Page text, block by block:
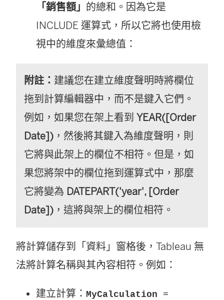
「銷售額」 的總和。因為它是
INCLUDE 運算式，所以它將也使用檢
視中的維度來彙總值：
附註： 建議您在建立維度聲明時將欄位
拖到計算編輯器中，而不是鍵入它們。
例如，如果您在架上看到 YEAR([Order
Date]) ，然後將其鍵入為維度聲明，則
它將與此架上的欄位不相符。但是，如
果您將架中的欄位拖到運算式中，那麼
它將變為 DATEPART('year', [Order
Date]) ，這將與架上的欄位相符。
將計算儲存到「資料」窗格後，Tableau 無
法將計算名稱與其內容相符。例如：
建立計算： MyCalculation =